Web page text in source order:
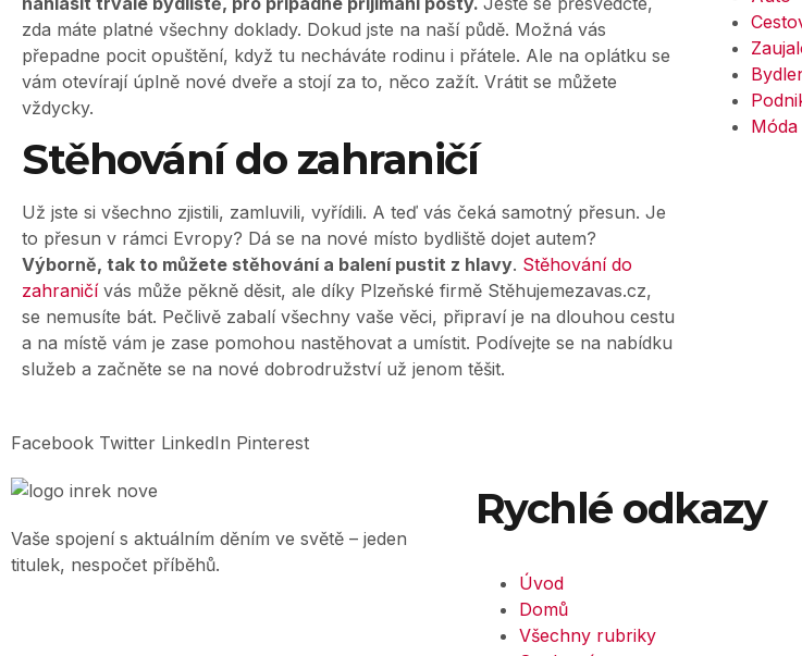
zda máte platné všechny doklady. Dokud jste na naší půdě. Možná vás
přepadne pocit opuštění, když tu necháváte rodinu i přátele. Ale na oplátku se
vám otevírají úplně nové dveře a stojí za to, něco zažít. Vrátit se můžete
vždycky.
Stěhování do zahraničí
Už jste si všechno zjistili, zamluvili, vyřídili. A teď vás čeká samotný přesun. Je
to přesun v rámci Evropy? Dá se na nové místo bydliště dojet autem?
Výborně, tak to můžete stěhování a balení pustit z hlavy. Stěhování do
zahraničívás může pěkně děsit, ale díky Plzeňské firmě Stěhujemezavas.cz,
se nemusíte bát. Pečlivě zabalí všechny vaše věci, připraví je na dlouhou cestu
a na místě vám je zase pomohou nastěhovat a umístit. Podívejte se na nabídku
služeb a začněte se na nové dobrodružství už jenom těšit.
Facebook Twitter LinkedIn Pinterest
Móda
Vaše spojení s aktuálním děním ve světě – jeden
titulek, nespočet příběhů.
Rychlé odkazy
Úvod
Domů
Všechny rubriky